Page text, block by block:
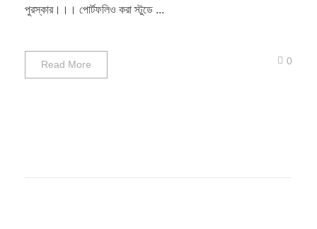
পুরস্কার।।। পোর্টফলিও করা স্টুডে ...
Read More 0